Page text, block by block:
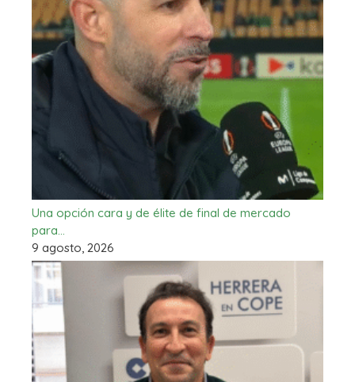
Una opción cara y de élite de final de mercado
para…
9 agosto, 2026